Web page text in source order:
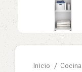
Inicio Cocina